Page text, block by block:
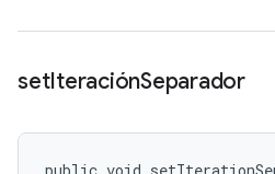
setIteraciónSeparador